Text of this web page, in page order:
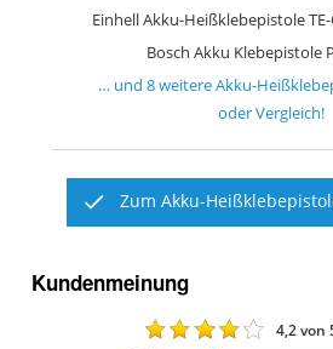
Bosch Akku Klebepistole
… und8weitereAkku-
oder Vergleich!
Zum Akku-
Kundenmeinung
4,2 von